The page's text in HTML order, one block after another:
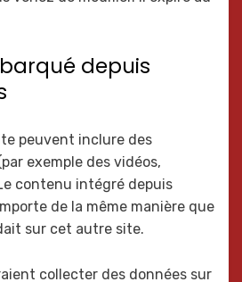
depuis
peuvent inclure des
exemple des vidéos,
contenu intégré depuis
de la même manière que
sur cet autre site.
collecter des données sur